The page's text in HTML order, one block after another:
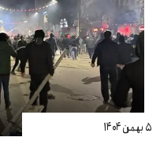
۵ بهمن ۱۴۰۴